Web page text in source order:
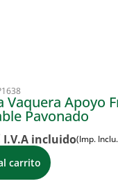
Vaquera Apoyo
Pavonado
I.V.A incluido(Imp.
carrito